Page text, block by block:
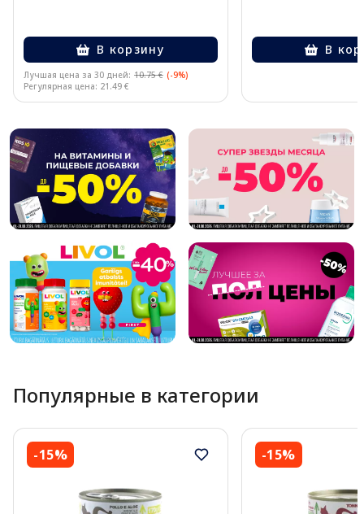
В корзину
Лучшая цена за 30 дней: 10.75 € (-9%)
Регулярная цена: 21.49 €
В
Популярные в категории
-15% -15%